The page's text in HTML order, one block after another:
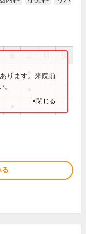
祝
●
ります。来院前
×閉じる